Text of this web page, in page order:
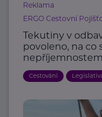
Reklama
ERGO Cestovní
Tekutiny v
povoleno, na co
nepříjemnostem
Cestování